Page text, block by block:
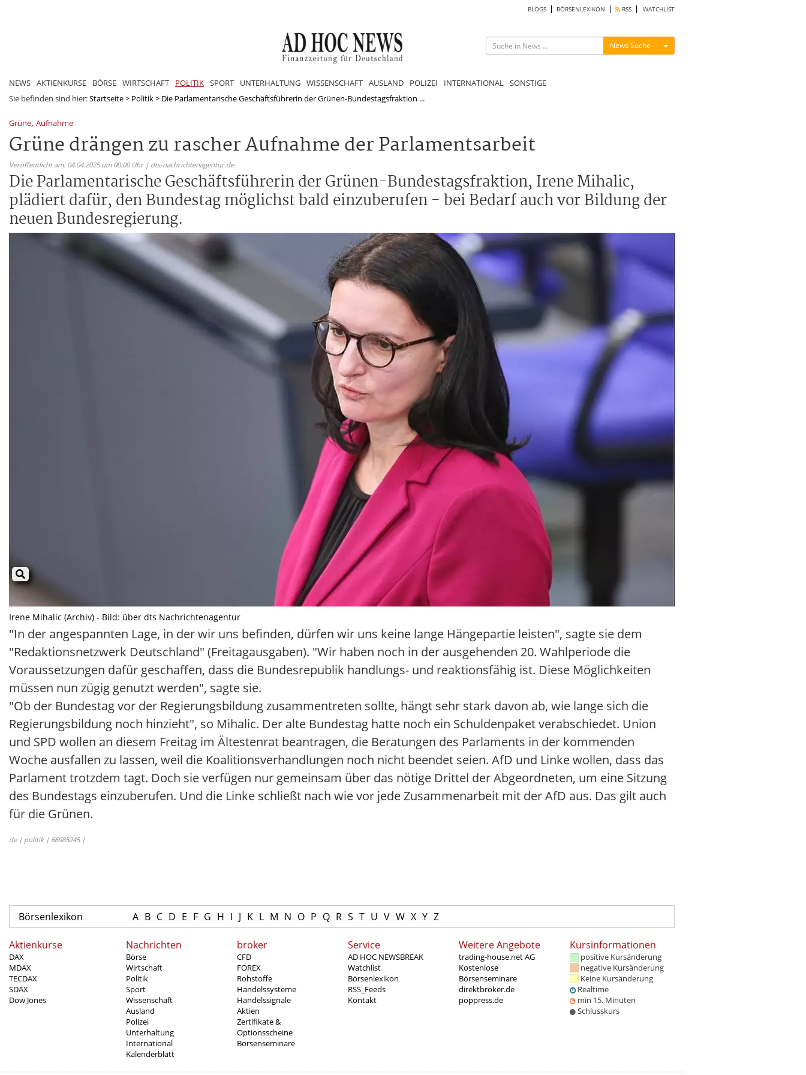
BLOGS BÖRSENLEXIKON RSS WATCHLIST
News Suche Menü ein-/ausblenden
NEWS AKTIENKURSE BÖRSE WIRTSCHAFT POLITIK SPORT UNTERHALTUNG WISSENSCHAFT AUSLAND POLIZEI INTERNATIONAL SONSTIGE
Sie befinden sind hier:Startseite> Politik> Die Parlamentarische Geschäftsführerin der Grünen-Bundestagsfraktion ...
Grüne, Aufnahme
Grüne drängen zu rascher Aufnahme der Parlamentsarbeit
Veröffentlicht am: 04.04.2025 um 00:00 Uhr | dts-nachrichtenagentur.de
Die Parlamentarische Geschäftsführerin der Grünen-Bundestagsfraktion, Irene Mihalic,
plädiert dafür, den Bundestag möglichst bald einzuberufen - bei Bedarf auch vor Bildung der
neuen Bundesregierung.
Irene Mihalic (Archiv) - Bild: über dts Nachrichtenagentur
"In der angespannten Lage, in der wir uns befinden, dürfen wir uns keine lange Hängepartie leisten", sagte sie dem
"Redaktionsnetzwerk Deutschland" (Freitagausgaben). "Wir haben noch in der ausgehenden 20. Wahlperiode die
Voraussetzungen dafür geschaffen, dass die Bundesrepublik handlungs- und reaktionsfähig ist. Diese Möglichkeiten
müssen nun zügig genutzt werden", sagte sie.
"Ob der Bundestag vor der Regierungsbildung zusammentreten sollte, hängt sehr stark davon ab, wie lange sich die
Regierungsbildung noch hinzieht", so Mihalic. Der alte Bundestag hatte noch ein Schuldenpaket verabschiedet. Union
und SPD wollen an diesem Freitag im Ältestenrat beantragen, die Beratungen des Parlaments in der kommenden
Woche ausfallen zu lassen, weil die Koalitionsverhandlungen noch nicht beendet seien. AfD und Linke wollen, dass das
Parlament trotzdem tagt. Doch sie verfügen nur gemeinsam über das nötige Drittel der Abgeordneten, um eine Sitzung
des Bundestags einzuberufen. Und die Linke schließt nach wie vor jede Zusammenarbeit mit der AfD aus. Das gilt auch
für die Grünen.
de | politik | 66985245 |
Börsenlexikon A B C D E F G H I J K L M N O P Q R S T U V W X Y Z
Aktienkurse
DAX
MDAX
TECDAX
SDAX
Dow Jones
Nachrichten
Börse
Wirtschaft
Politik
Sport
Wissenschaft
Ausland
Polizei
Unterhaltung
International
Kalenderblatt
broker
CFD
FOREX
Rohstoffe
Handelssysteme
Handelssignale
Aktien
Zertifikate &
Optionsscheine
Börsenseminare
Service
AD HOC NEWSBREAK
Watchlist
Börsenlexikon
RSS_Feeds
Kontakt
Weitere Angebote
trading-house.net AG
Kostenlose
Börsenseminare
direktbroker.de
poppress.de
Kursinformationen
positive Kursänderung
negative Kursänderung
Keine Kursänderung
Realtime
min 15. Minuten
Schlusskurs